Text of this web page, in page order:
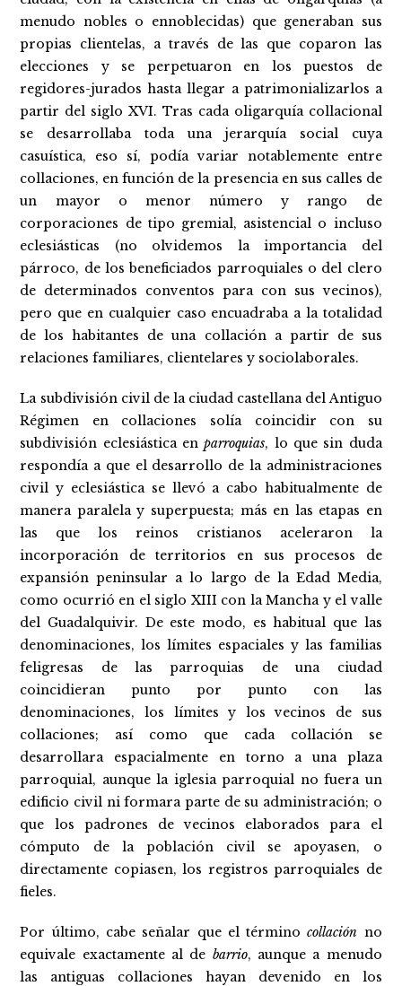
menudo nobles o ennoblecidas) que generaban sus
propias clientelas, a través de las que coparon las
elecciones y se perpetuaron en los puestos de
regidores-jurados hasta llegar a patrimonializarlos a
partir del siglo XVI. Tras cada oligarquía collacional
se desarrollaba toda una jerarquía social cuya
casuística, eso sí, podía variar notablemente entre
collaciones, en función de la presencia en sus calles de
un mayor o menor número y rango de
corporaciones de tipo gremial, asistencial o incluso
eclesiásticas (no olvidemos la importancia del
párroco, de los beneficiados parroquiales o del clero
de determinados conventos para con sus vecinos),
pero que en cualquier caso encuadraba a la totalidad
de los habitantes de una collación a partir de sus
relaciones familiares, clientelares y sociolaborales.
La subdivisión civil de la ciudad castellana del Antiguo
Régimen en collaciones solía coincidir con su
subdivisión eclesiástica enparroquias, lo que sin duda
respondía a que el desarrollo de la administraciones
civil y eclesiástica se llevó a cabo habitualmente de
manera paralela y superpuesta; más en las etapas en
las que los reinos cristianos aceleraron la
incorporación de territorios en sus procesos de
expansión peninsular a lo largo de la Edad Media,
como ocurrió en el siglo XIII con la Mancha y el valle
del Guadalquivir. De este modo, es habitual que las
denominaciones, los límites espaciales y las familias
feligresas de las parroquias de una ciudad
coincidieran punto por punto con las
denominaciones, los límites y los vecinos de sus
collaciones; así como que cada collación se
desarrollara espacialmente en torno a una plaza
parroquial, aunque la iglesia parroquial no fuera un
edificio civil ni formara parte de su administración; o
que los padrones de vecinos elaborados para el
cómputo de la población civil se apoyasen, o
directamente copiasen, los registros parroquiales de
fieles.
Por último, cabe señalar que el términocollación no
equivale exactamente al de barrio, aunque a menudo
las antiguas collaciones hayan devenido en los